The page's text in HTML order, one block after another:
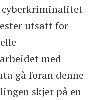
cyberkriminalitet
utsatt for
med
gå foran denne
skjer på en